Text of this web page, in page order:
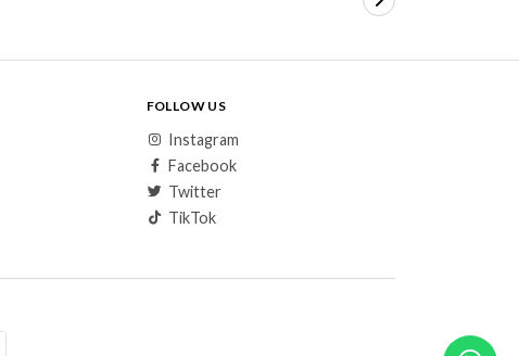
FOLLOW US
Instagram
Facebook
Twitter
TikTok